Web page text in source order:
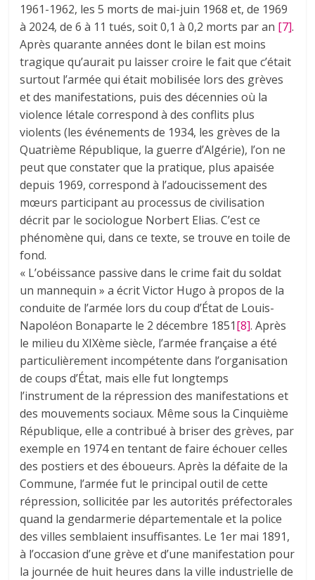
1961-1962, les 5 morts de mai-juin 1968 et, de 1969
à 2024, de 6 à 11 tués, soit 0,1 à 0,2 morts par an [7].
Après quarante années dont le bilan est moins
tragique qu’aurait pu laisser croire le fait que c’était
surtout l’armée qui était mobilisée lors des grèves
et des manifestations, puis des décennies où la
violence létale correspond à des conflits plus
violents (les événements de 1934, les grèves de la
Quatrième République, la guerre d’Algérie), l’on ne
peut que constater que la pratique, plus apaisée
depuis 1969, correspond à l’adoucissement des
mœurs participant au processus de civilisation
décrit par le sociologue Norbert Elias. C’est ce
phénomène qui, dans ce texte, se trouve en toile de
fond.
« L’obéissance passive dans le crime fait du soldat
un mannequin » a écrit Victor Hugo à propos de la
conduite de l’armée lors du coup d’État de Louis-
Napoléon Bonaparte le 2 décembre 1851[8]. Après
le milieu du XIXème siècle, l’armée française a été
particulièrement incompétente dans l’organisation
de coups d’État, mais elle fut longtemps
l’instrument de la répression des manifestations et
des mouvements sociaux. Même sous la Cinquième
République, elle a contribué à briser des grèves, par
exemple en 1974 en tentant de faire échouer celles
des postiers et des éboueurs. Après la défaite de la
Commune, l’armée fut le principal outil de cette
répression, sollicitée par les autorités préfectorales
quand la gendarmerie départementale et la police
des villes semblaient insuffisantes. Le 1er mai 1891,
à l’occasion d’une grève et d’une manifestation pour
la journée de huit heures dans la ville industrielle de